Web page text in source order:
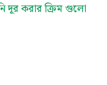
দূর করার ক্রিম গুলো